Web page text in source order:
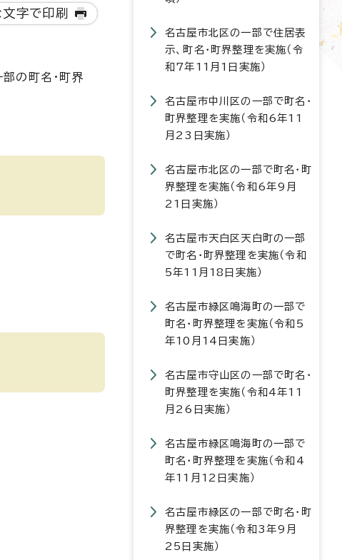
字で印刷
の町名・町界
名古屋市北区の一部で住居表
示、町名・町界整理を実施（令
和7年11月1日実施）
名古屋市中川区の一部で町名・
町界整理を実施（令和6年11
月23日実施）
名古屋市北区の一部で町名・町
界整理を実施（令和6年9月
21日実施）
名古屋市天白区天白町の一部
で町名・町界整理を実施（令和
5年11月18日実施）
名古屋市緑区鳴海町の一部で
町名・町界整理を実施（令和5
年10月14日実施）
名古屋市守山区の一部で町名・
町界整理を実施（令和4年11
月26日実施）
名古屋市緑区鳴海町の一部で
町名・町界整理を実施（令和4
年11月12日実施）
名古屋市緑区の一部で町名・町
界整理を実施（令和3年9月
25日実施）